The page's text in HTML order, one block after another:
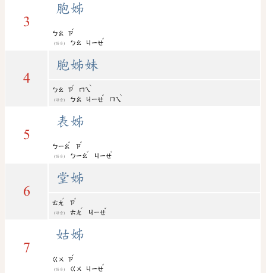
3
胞姊
ㄅㄠ ㄗ
ˇ
(語音) ㄅㄠ ㄐㄧㄝ
ˇ
4
胞姊妹
ㄅㄠ ㄗ
ˇ
ㄇㄟ
ˋ
(語音) ㄅㄠ ㄐㄧㄝ
ˇ
ㄇㄟ
ˋ
5
表姊
ㄅㄧㄠ
ˇ
ㄗ
ˇ
(語音) ㄅㄧㄠ
ˇ
ㄐㄧㄝ
ˇ
6
堂姊
ㄊㄤ
ˊ
ㄗ
ˇ
(語音) ㄊㄤ
ˊ
ㄐㄧㄝ
ˇ
7
姑姊
ㄍㄨ ㄗ
ˇ
(語音) ㄍㄨ ㄐㄧㄝ
ˇ